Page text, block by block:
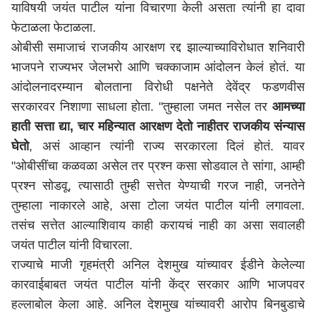
याविषयी जयंत पाटील यांना विचारणा केली असता त्यांनी हा दावा
फेटाळला फेटाळला.
ओबीसी समाजाचं राजकीय आरक्षण रद्द झाल्याच्याविरोधात शनिवारी
भाजपने राज्यभर जेलभरो आणि चक्काजाम आंदोलन केलं होतं. या
आंदोलनादरम्यान बोलताना विरोधी पक्षनेते देवेंद्र फडणवीस
सरकारवर निशाणा साधला होता. "तुम्हाला जमत नसेल तर आमच्या
हाती सत्ता द्या, चार महिन्यात आरक्षण देतो नाहीतर राजकीय संन्यास
घेतो, असं आव्हान त्यांनी राज्य सरकारला दिलं होतं. यावर
"ओबीसींचा कळवळा असेल तर प्रश्न कसा सोडवाल ते सांगा, आम्ही
प्रश्न सोडवू, त्यासाठी तुम्ही सत्तेत येण्याची गरज नाही, जनतेने
तुम्हाला नाकारले आहे, असा टोला जयंत पाटील यांनी लगावला.
तसंच सत्तेत आल्याशिवाय काही करायचं नाही का असा सवालही
जयंत पाटील यांनी विचारला.
राज्याचे माजी गृहमंत्री अनिल देशमुख यांच्यावर ईडीने केलेल्या
कारवाईबाबत जयंत पाटील यांनी केंद्र सरकार आणि भाजपवर
हल्लाबोल केला आहे. अनिल देशमुख यांच्यावरी आरोप बिनबुडाचे